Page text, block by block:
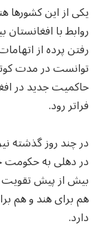
یکی از این کشورها
روابط با
رفتن پرده از
توانست در مدت
حاکمیت جدید در
فراتر رود.
در چند روز گذشته
در دهلی به حکومت
بیش از پیش تقویت
هم برای هند و هم
دارد.